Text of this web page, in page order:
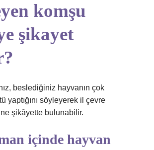
komşu
şikayet
beslediğiniz hayvanın çok
yaptığını söyleyerek il çevre
şikâyette bulunabilir.
içinde hayvan